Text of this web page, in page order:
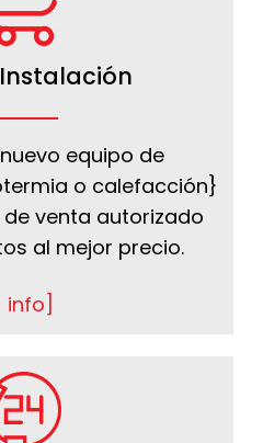
equipo de
o calefacción}
venta autorizado
al mejor precio.
info]